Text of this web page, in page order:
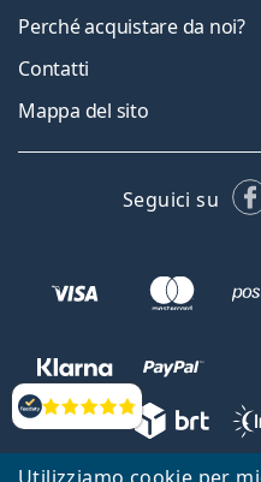
Valutazione
Perché acquistare da noi?
Contatti
Mappa del sito
Seguici su